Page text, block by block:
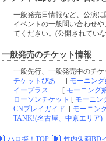
一般発売日情報など、公演
イベントの一般問い合わせ
てください。(公開されてい
一般発売のチケット情報
一般先行、一般発売中のチ
チケットぴあ [ モーニング
イープラス [ モーニング
ローソンチケット [ モーニン
CNプレイガイド [ モーニン
TANK!(名古屋、中京エリア)
ハロ探！TOP 竹内朱莉BD